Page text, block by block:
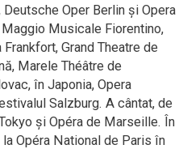
Deutsche Oper Berlin și Opera
Musicale Fiorentino,
Grand Theatre de
Marele Théâtre de
în Japonia, Opera
Salzburg. A cântat, de
și Opéra de Marseille. În
Opéra National de Paris în